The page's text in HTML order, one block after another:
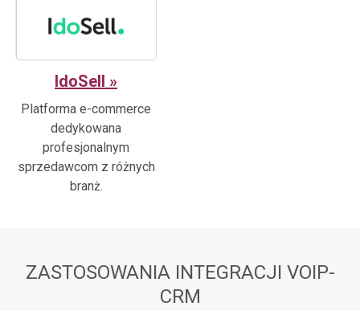
IdoSell
Platforma e-commerce
dedykowana
profesjonalnym
sprzedawcom z różnych
branż.
ZASTOSOWANIA INTEGRACJI VOIP-
CRM